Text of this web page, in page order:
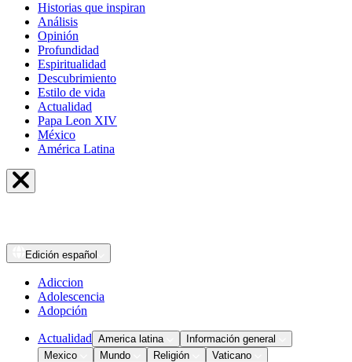
Historias que inspiran
Análisis
Opinión
Profundidad
Espiritualidad
Descubrimiento
Estilo de vida
Actualidad
Papa Leon XIV
México
América Latina
Edición español
Adiccion
Adolescencia
Adopción
Actualidad America latina
Información general
Mexico
Mundo Religión Vaticano